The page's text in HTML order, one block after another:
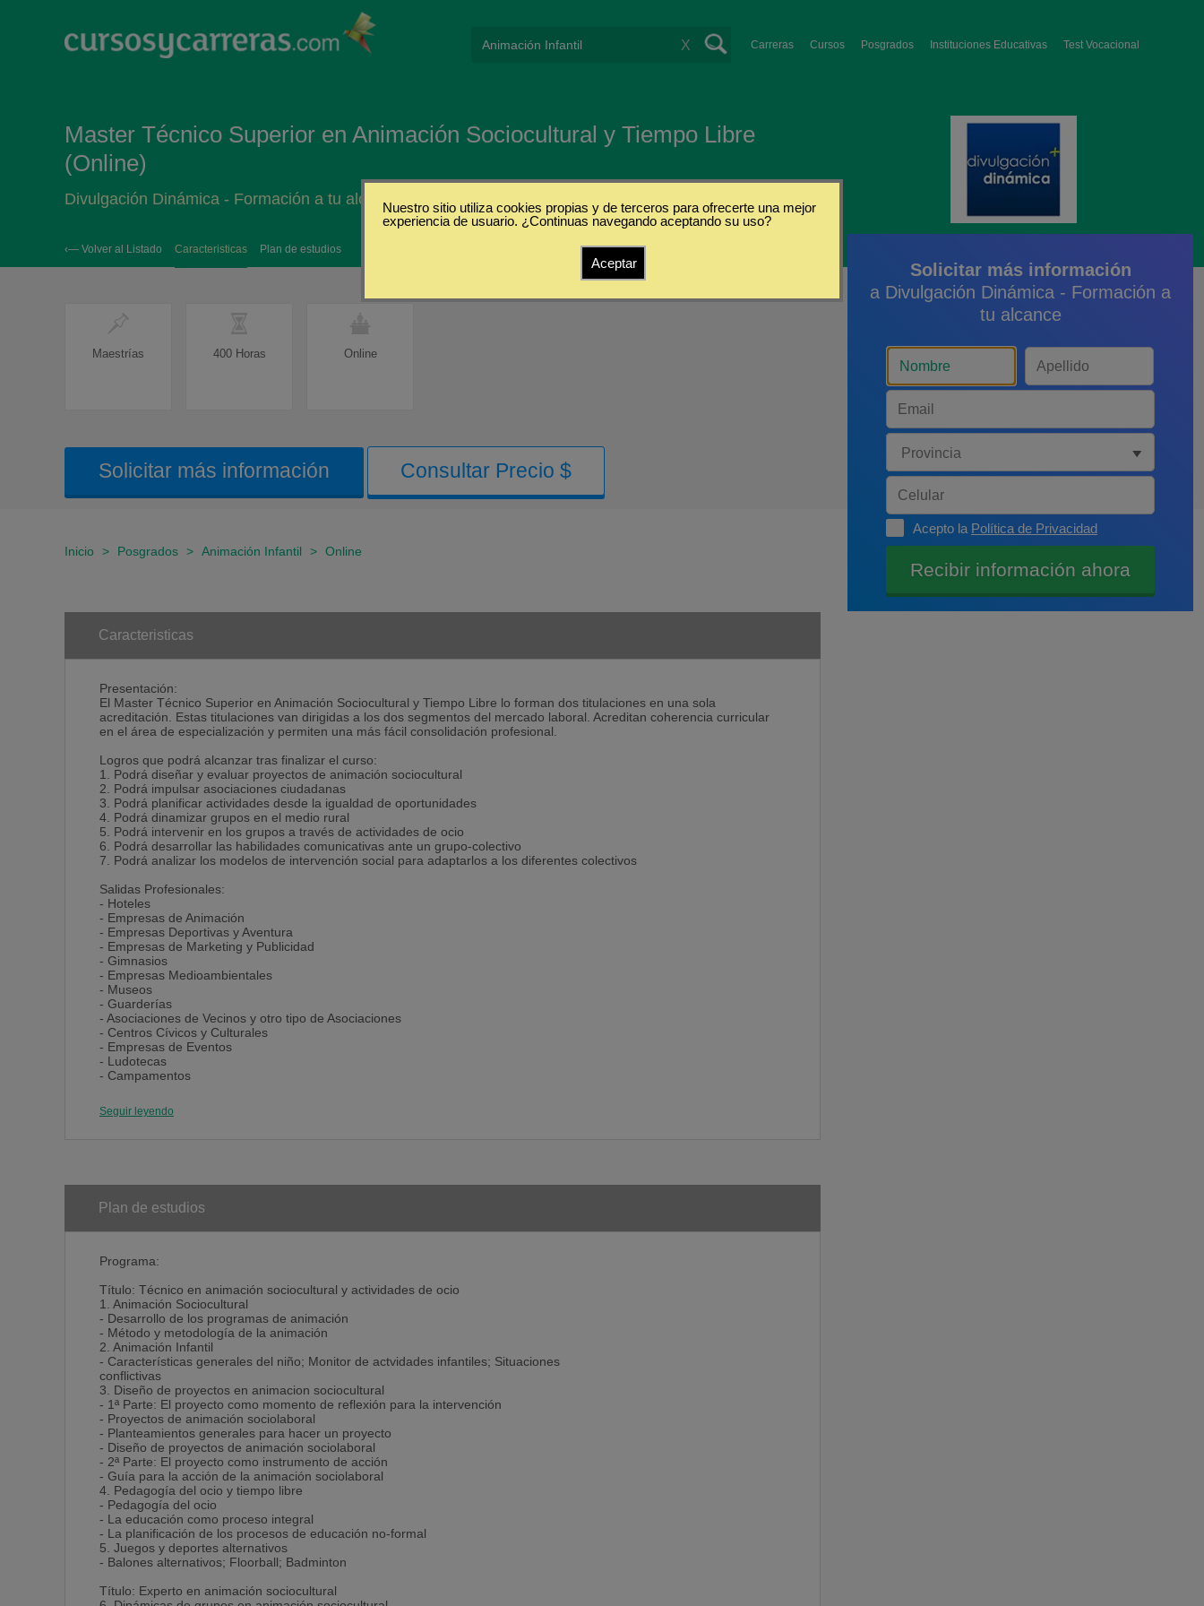
Carreras Cursos Posgrados Instituciones Educativas Test Vocacional
X
Master Técnico Superior en Animación Sociocultural y Tiempo Libre
(Online)
Divulgación Dinámica - Formación a tu alcance
‹— Volver al Listado Caracteristicas Plan de estudios
Maestrías 400 Horas Online
Solicitar más información Consultar Precio $
Inicio > Posgrados > Animación Infantil > Online
Caracteristicas
Presentación:
El Master Técnico Superior en Animación Sociocultural y Tiempo Libre lo forman dos titulaciones en una sola
acreditación. Estas titulaciones van dirigidas a los dos segmentos del mercado laboral. Acreditan coherencia curricular
en el área de especialización y permiten una más fácil consolidación profesional.
Logros que podrá alcanzar tras finalizar el curso:
1. Podrá diseñar y evaluar proyectos de animación sociocultural
2. Podrá impulsar asociaciones ciudadanas
3. Podrá planificar actividades desde la igualdad de oportunidades
4. Podrá dinamizar grupos en el medio rural
5. Podrá intervenir en los grupos a través de actividades de ocio
6. Podrá desarrollar las habilidades comunicativas ante un grupo-colectivo
7. Podrá analizar los modelos de intervención social para adaptarlos a los diferentes colectivos
Salidas Profesionales:
- Hoteles
- Empresas de Animación
- Empresas Deportivas y Aventura
- Empresas de Marketing y Publicidad
- Gimnasios
- Empresas Medioambientales
- Museos
- Guarderías
- Asociaciones de Vecinos y otro tipo de Asociaciones
- Centros Cívicos y Culturales
- Empresas de Eventos
- Ludotecas
- Campamentos
- Granjas Escuelas
- Área de Recursos Humanos
Seguir leyendo
Plan de estudios
Programa:
Título: Técnico en animación sociocultural y actividades de ocio
1. Animación Sociocultural
- Desarrollo de los programas de animación
- Método y metodología de la animación
2. Animación Infantil
- Características generales del niño; Monitor de actvidades infantiles; Situaciones
conflictivas
3. Diseño de proyectos en animacion sociocultural
- 1ª Parte: El proyecto como momento de reflexión para la intervención
- Proyectos de animación sociolaboral
- Planteamientos generales para hacer un proyecto
- Diseño de proyectos de animación sociolaboral
- 2ª Parte: El proyecto como instrumento de acción
- Guía para la acción de la animación sociolaboral
4. Pedagogía del ocio y tiempo libre
- Pedagogía del ocio
- La educación como proceso integral
- La planificación de los procesos de educación no-formal
5. Juegos y deportes alternativos
- Balones alternativos; Floorball; Badminton
Título: Experto en animación sociocultural
Solicitar más información
a Divulgación Dinámica - Formación a
tu alcance
Acepto la Política de Privacidad
Nuestro sitio utiliza cookies propias y de terceros para ofrecerte una mejor
experiencia de usuario. ¿Continuas navegando aceptando su uso?
Aceptar